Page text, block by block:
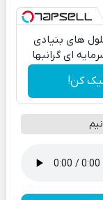
های بنیادی
ای گرانبها
کن!